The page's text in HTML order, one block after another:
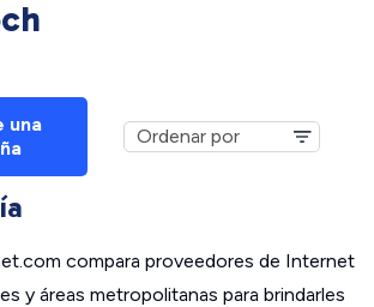
una
compara proveedores de Internet
y áreas metropolitanas para brindarles